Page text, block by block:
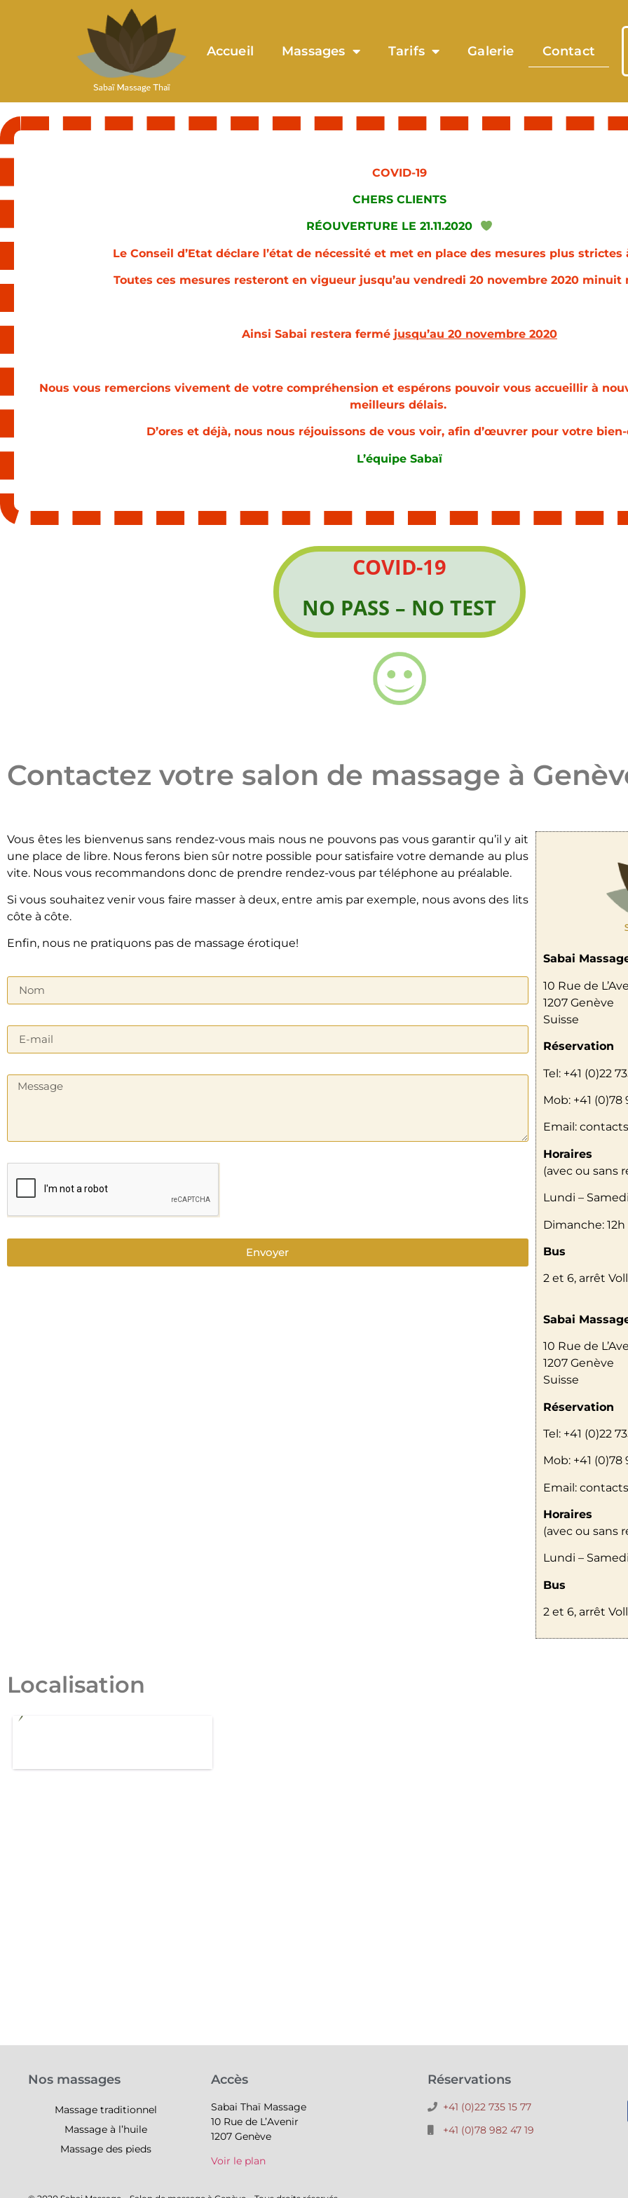
Accueil Massages Tarifs Galerie Contact
COVID-19
CHERS CLIENTS
RÉOUVERTURE LE 21.11.2020
Le Conseil d’Etat déclare l’état de nécessité et met en place des mesures plus strictes
Toutes ces mesures resteront en vigueur jusqu’au vendredi 20 novembre 2020 minuit
Ainsi Sabai restera fermé jusqu’au 20 novembre 2020
Nous vous remercions vivement de votre compréhension et espérons pouvoir vous accueillir à
meilleurs délais.
D’ores et déjà, nous nous réjouissons de vous voir, afin d’œuvrer pour votre
L’équipe Sabaï
COVID-19
NO PASS – NO TEST
Contactez votre salon de massage à
Vous êtes les bienvenus sans rendez-vous mais nous ne pouvons pas vous garantir qu’il y ait
une place de libre. Nous ferons bien sûr notre possible pour satisfaire votre demande au plus
vite. Nous vous recommandons donc de prendre rendez-vous par téléphone au préalable.
Si vous souhaitez venir vous faire masser à deux, entre amis par exemple, nous avons des lits
côte à côte.
Enfin, nous ne pratiquons pas de massage érotique!
Envoyer
Sabai
10 Rue de
1207 Genève
Suisse
Réservation
Tel: +41 (0)22
Mob: +41 (0)78
Email:
Horaires
(avec ou sans
Lundi –
Dimanche:
Bus
2 et 6, arrêt
Sabai
10 Rue de
1207 Genève
Suisse
Réservation
Tel: +41 (0)22
Mob: +41 (0)78
Email:
Horaires
(avec ou sans
Lundi –
Bus
2 et 6, arrêt
Localisation
Nos massages
Massage traditionnel
Massage à l’huile
Massage des pieds
Accès
Sabai Thaï Massage
10 Rue de L’Avenir
1207 Genève
Voir le plan
Réservations
+41 (0)22 735 15 77
+41 (0)78 982 47 19